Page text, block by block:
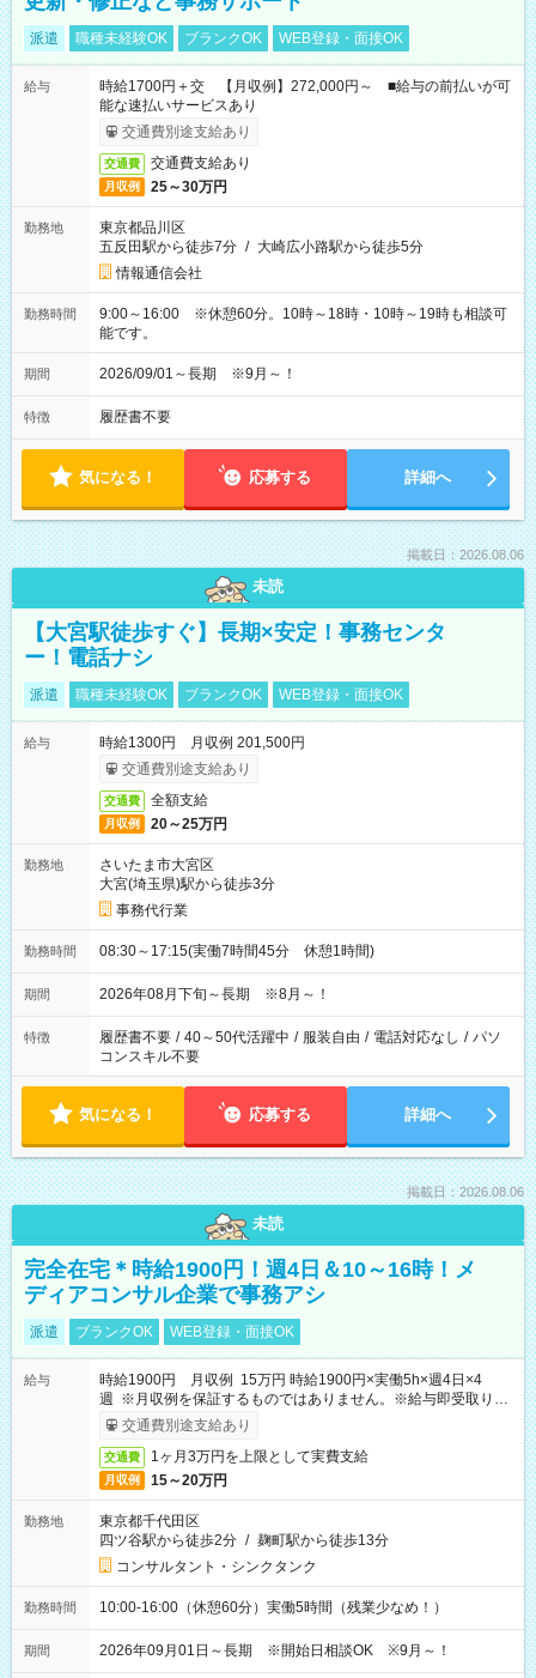
派遣 職種未経験OK ブランクOK WEB登録・面接OK
給与
時給1700円＋交 【月収例】272,000円～ ■給与の前払いが可
能な速払いサービスあり
交通費別途支給あり
交通費 交通費支給あり
月収例 25～30万円
勤務地
東京都品川区
五反田駅から徒歩7分 / 大崎広小路駅から徒歩5分
情報通信会社
勤務時間
9:00～16:00 ※休憩60分。10時～18時・10時～19時も相談可
能です。
期間 2026/09/01～長期 ※9月～！
特徴 履歴書不要
気になる！ 応募する 詳細へ
掲載日：2026.08.06
未読
【大宮駅徒歩すぐ】長期×安定！事務センタ
ー！電話ナシ
派遣 職種未経験OK ブランクOK WEB登録・面接OK
給与
時給1300円 月収例 201,500円
交通費別途支給あり
交通費 全額支給
月収例 20～25万円
勤務地
さいたま市大宮区
大宮(埼玉県)駅から徒歩3分
事務代行業
勤務時間 08:30～17:15(実働7時間45分 休憩1時間)
期間 2026年08月下旬～長期 ※8月～！
特徴 履歴書不要 / 40～50代活躍中 / 服装自由 / 電話対応なし / パソ
コンスキル不要
気になる！ 応募する 詳細へ
掲載日：2026.08.06
未読
完全在宅＊時給1900円！週4日＆10～16時！メ
ディアコンサル企業で事務アシ
派遣 ブランクOK WEB登録・面接OK
給与
時給1900円 月収例 15万円 時給1900円×実働5h×週4日×4
週 ※月収例を保証するものではありません。※給与即受取りサ
ービス利用可（利用条件有）
交通費別途支給あり
交通費 1ヶ月3万円を上限として実費支給
月収例 15～20万円
勤務地
東京都千代田区
四ツ谷駅から徒歩2分 / 麹町駅から徒歩13分
コンサルタント・シンクタンク
勤務時間 10:00-16:00（休憩60分）実働5時間（残業少なめ！）
期間 2026年09月01日～長期 ※開始日相談OK ※9月～！